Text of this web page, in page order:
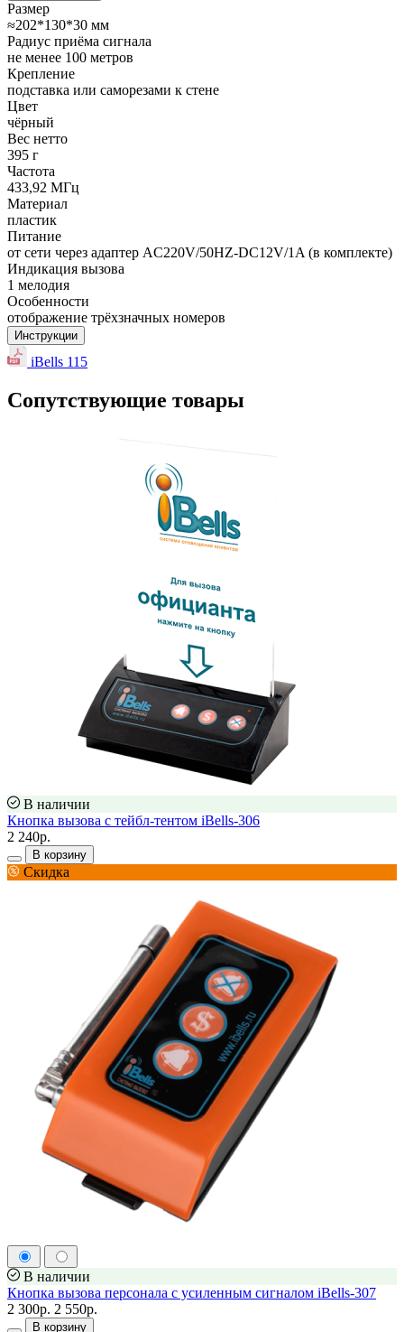
Размер
≈202*130*30 мм
Радиус приёма сигнала
не менее 100 метров
Крепление
подставка или саморезами к стене
Цвет
чёрный
Вес нетто
395 г
Частота
433,92 МГц
Материал
пластик
Питание
от сети через адаптер AC220V/50HZ-DC12V/1A (в комплекте)
Индикация вызова
1 мелодия
Особенности
отображение трёхзначных номеров
Инструкции
iBells 115
Сопутствующие товары
В наличии
Кнопка вызова с тейбл-тентом iBells-306
2 240р.
В корзину
Скидка
В наличии
Кнопка вызова персонала с усиленным сигналом iBells-307
2 300р. 2 550р.
В корзину